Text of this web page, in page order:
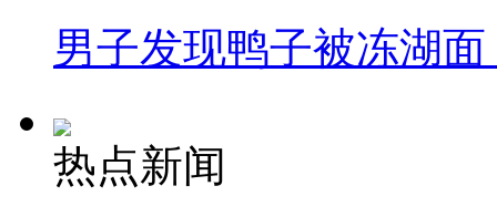
男子发现鸭子被冻湖
热点新闻